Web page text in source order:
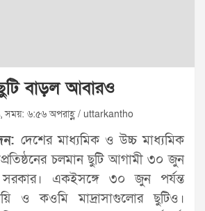
বাড়ল আবারও
সময়: ৬:৫৬ অপরাহ্ণ / uttarkantho
দেশের মাধ্যমিক ও উচ্চ মাধ্যমিক
চলমান ছুটি আগামী ৩০ জুন
সরকার। একইসঙ্গে ৩০ জুন পর্যন্ত
ও কওমি মাদ্রাসাগুলোর ছুটিও।